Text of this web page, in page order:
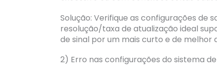
Solução: Verifique as configurações de
resolução/taxa de atualização ideal
de sinal por um mais curto e de melhor
2) Erro nas configurações do sistema